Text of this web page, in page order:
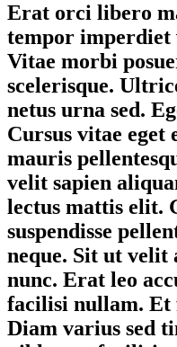
Erat orci libero
tempor imperdiet
Vitae morbi
scelerisque.
netus urna sed.
Cursus vitae eget
mauris
velit sapien
lectus mattis elit.
suspendisse
neque. Sit ut
nunc. Erat leo
facilisi nullam. Et
Diam varius sed